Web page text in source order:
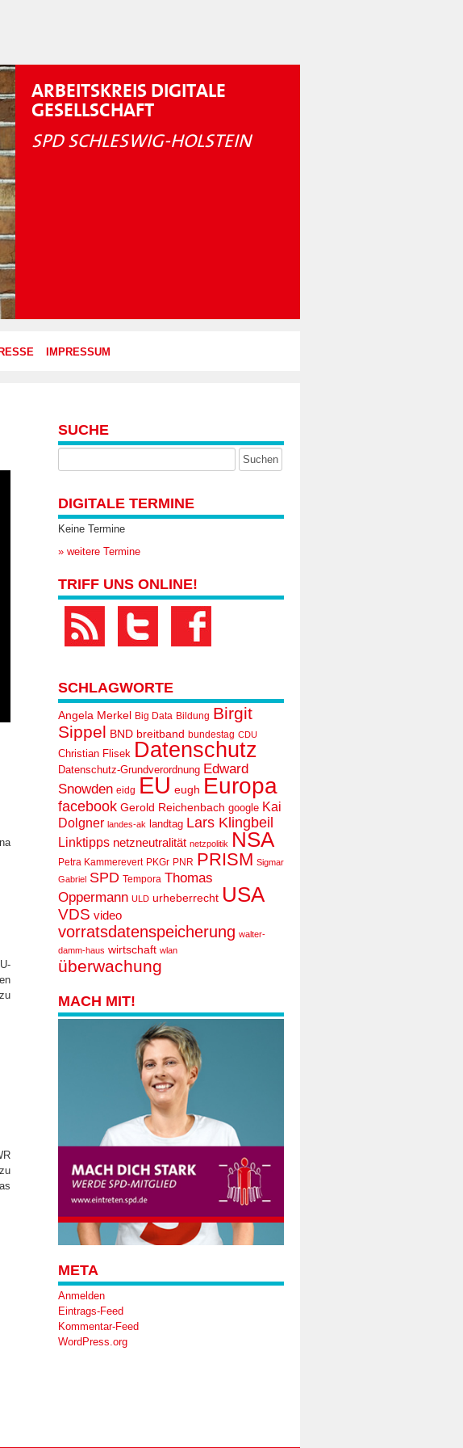
ARBEITSKREIS DIGITALE
GESELLSCHAFT
SPD SCHLESWIG-HOLSTEIN
IMPRESSUM
SUCHE
DIGITALE TERMINE
Keine Termine
» weitere Termine
TRIFF UNS ONLINE!
SCHLAGWORTE
Angela Merkel Big Data Bildung Birgit
Sippel BND breitband bundestag CDU
Christian Flisek Datenschutz
Datenschutz-Grundverordnung Edward
Snowden eidg EU eugh Europa
facebook Gerold Reichenbach google Kai
Dolgner landes-ak landtag Lars Klingbeil
Linktipps netzneutralität netzpolitik NSA
Petra Kammerevert PKGr PNR PRISM Sigmar
Gabriel SPD Tempora Thomas
Oppermann ULD urheberrecht USA
VDS video
vorratsdatenspeicherung walter-
damm-haus wirtschaft wlan
überwachung
MACH MIT!
META
Anmelden
Eintrags-Feed
Kommentar-Feed
WordPress.org